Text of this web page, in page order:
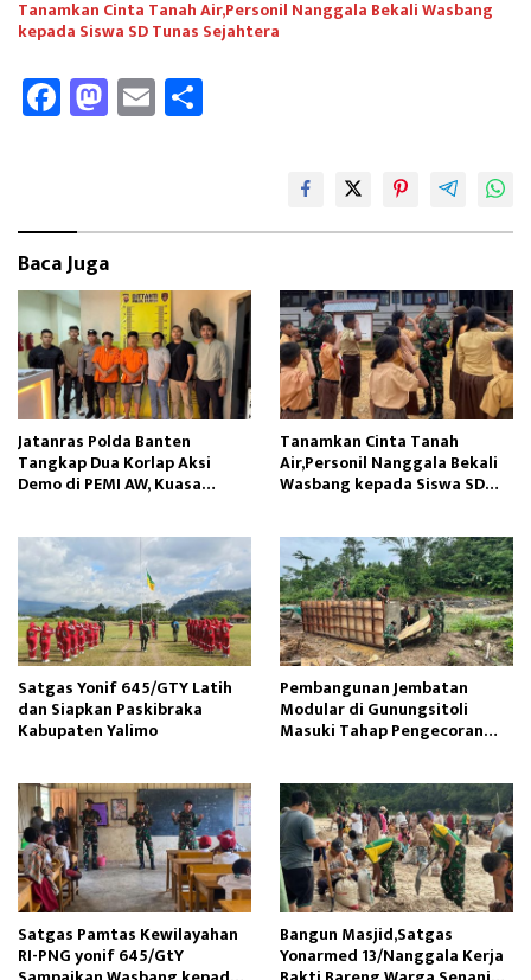
Tanamkan Cinta Tanah Air,Personil Nanggala Bekali Wasbang
kepada Siswa SD Tunas Sejahtera
Fa
ce
k
M
as
o
n
E
m
Baca Juga
Jatanras Polda Banten
Tangkap Dua Korlap Aksi
Demo di PEMI AW, Kuasa
Tanamkan Cinta Tanah
Air,Personil Nanggala Bekali
Wasbang kepada Siswa SD
Satgas Yonif 645/GTY Latih
dan Siapkan Paskibraka
Kabupaten Yalimo
Pembangunan Jembatan
Modular di Gunungsitoli
Masuki Tahap Pengecoran
Satgas Pamtas Kewilayahan
RI-PNG yonif 645/GtY
Bangun Masjid,Satgas
Yonarmed 13/Nanggala Kerja